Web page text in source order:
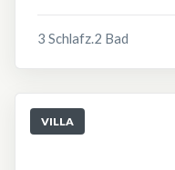
3 Schlafz.2 Bad
VILLA